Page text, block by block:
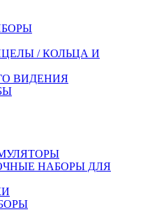
/ КОЛЬЦА И
ВИДЕНИЯ
НАБОРЫ ДЛЯ